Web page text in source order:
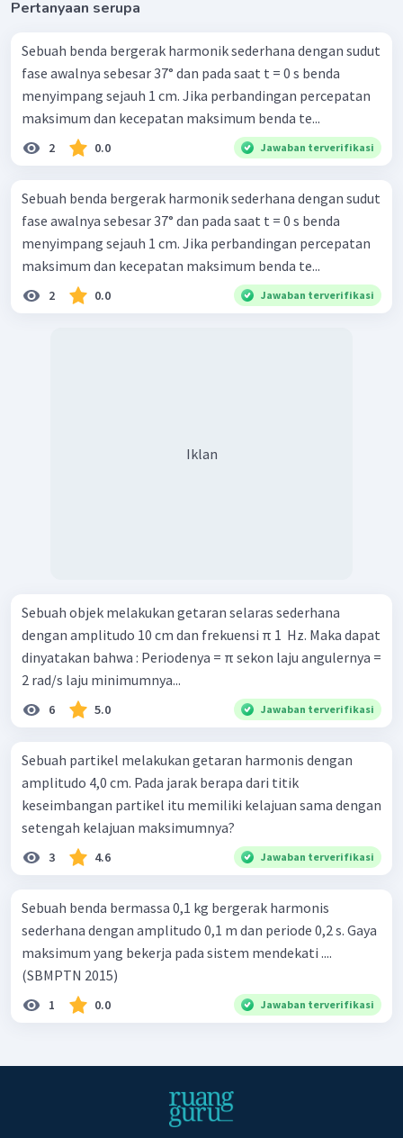
= A sin (2 φ )
y = 0, 8 sin (2π ×
12)
y = 0,8 sin (6
1
π)
y = 0,8 sin 30∘
y = 0 8×
1
Jadi, jawaban yang tepat adalah A.
Pertanyaan serupa
Sebuah benda bergerak harmonik sederhana dengan sudut
fase awalnya sebesar 37° dan pada saat t = 0 s benda
menyimpang sejauh 1 cm. Jika perbandingan percepatan
maksimum dan kecepatan maksimum benda te...
2 0.0 Jawaban terverifikasi
Sebuah benda bergerak harmonik sederhana dengan sudut
fase awalnya sebesar 37° dan pada saat t = 0 s benda
menyimpang sejauh 1 cm. Jika perbandingan percepatan
maksimum dan kecepatan maksimum benda te...
2 0.0 Jawaban terverifikasi
Iklan
Sebuah objek melakukan getaran selaras sederhana
dengan amplitudo 10 cm dan frekuensi π 1 ​ Hz. Maka dapat
dinyatakan bahwa : Periodenya = π sekon laju angulernya =
2 rad/s laju minimumnya...
6 5.0 Jawaban terverifikasi
Sebuah partikel melakukan getaran harmonis dengan
amplitudo 4,0 cm. Pada jarak berapa dari titik
keseimbangan partikel itu memiliki kelajuan sama dengan
setengah kelajuan maksimumnya?
3 4.6 Jawaban terverifikasi
Sebuah benda bermassa 0,1 kg bergerak harmonis
sederhana dengan amplitudo 0,1 m dan periode 0,2 s. Gaya
maksimum yang bekerja pada sistem mendekati ....
(SBMPTN 2015)
1 0.0 Jawaban terverifikasi